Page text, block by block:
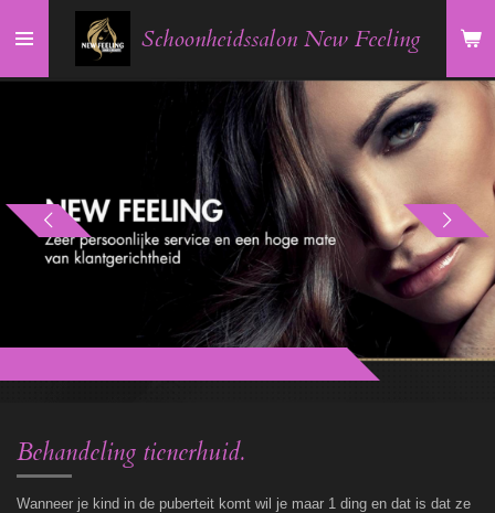
direct
Schoonheidssalon New Feeling
Behandeling tienerhuid.
Wanneer je kind in de puberteit komt wil je maar 1 ding en dat is dat ze